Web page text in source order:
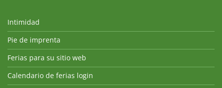
Intimidad
Pie de imprenta
Ferias para su sitio web
Calendario de ferias login